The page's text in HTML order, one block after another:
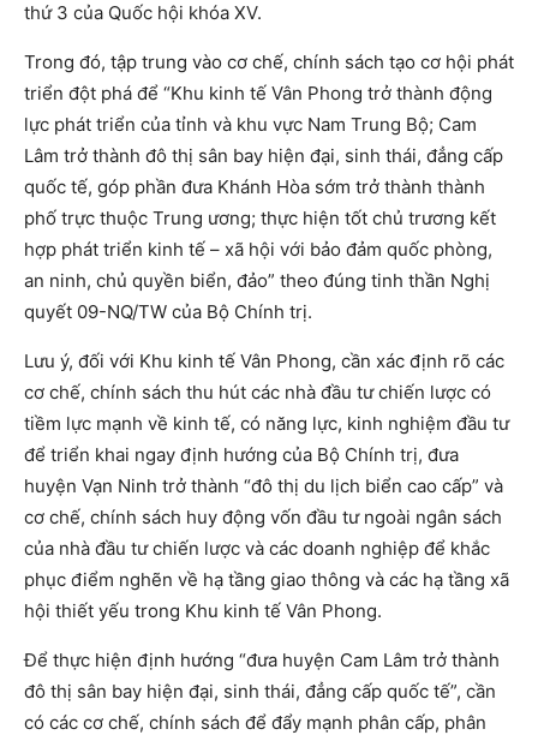
thứ 3 của Quốc hội khóa XV.
Trong đó, tập trung vào cơ chế, chính sách tạo cơ hội phát
triển đột phá để “Khu kinh tế Vân Phong trở thành động
lực phát triển của tỉnh và khu vực Nam Trung Bộ; Cam
Lâm trở thành đô thị sân bay hiện đại, sinh thái, đẳng cấp
quốc tế, góp phần đưa Khánh Hòa sớm trở thành thành
phố trực thuộc Trung ương; thực hiện tốt chủ trương kết
hợp phát triển kinh tế – xã hội với bảo đảm quốc phòng,
an ninh, chủ quyền biển, đảo” theo đúng tinh thần Nghị
quyết 09-NQ/TW của Bộ Chính trị.
Lưu ý, đối với Khu kinh tế Vân Phong, cần xác định rõ các
cơ chế, chính sách thu hút các nhà đầu tư chiến lược có
tiềm lực mạnh về kinh tế, có năng lực, kinh nghiệm đầu tư
để triển khai ngay định hướng của Bộ Chính trị, đưa
huyện Vạn Ninh trở thành “đô thị du lịch biển cao cấp” và
cơ chế, chính sách huy động vốn đầu tư ngoài ngân sách
của nhà đầu tư chiến lược và các doanh nghiệp để khắc
phục điểm nghẽn về hạ tầng giao thông và các hạ tầng xã
hội thiết yếu trong Khu kinh tế Vân Phong.
Để thực hiện định hướng “đưa huyện Cam Lâm trở thành
đô thị sân bay hiện đại, sinh thái, đẳng cấp quốc tế”, cần
có các cơ chế, chính sách để đẩy mạnh phân cấp, phân